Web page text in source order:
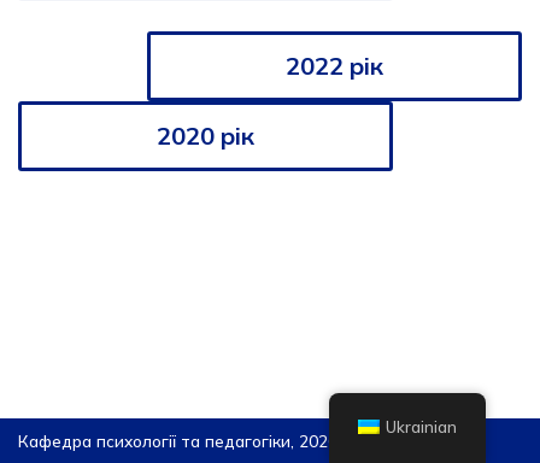
2022 рік
2020 рік
Кафедра психології та педагогіки, 2026
Ukrainian